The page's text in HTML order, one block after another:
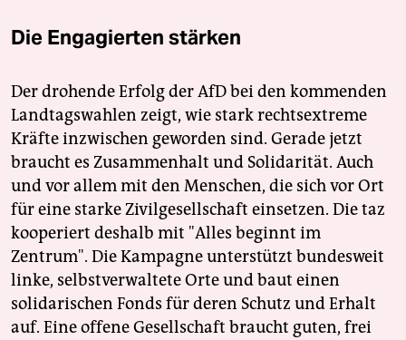
Die Engagierten stärken
Der drohende Erfolg der AfD bei den kommenden
Landtagswahlen zeigt, wie stark rechtsextreme
Kräfte inzwischen geworden sind. Gerade jetzt
braucht es Zusammenhalt und Solidarität. Auch
und vor allem mit den Menschen, die sich vor Ort
für eine starke Zivilgesellschaft einsetzen. Die taz
kooperiert deshalb mit "Alles beginnt im
Zentrum". Die Kampagne unterstützt bundesweit
linke, selbstverwaltete Orte und baut einen
solidarischen Fonds für deren Schutz und Erhalt
auf. Eine offene Gesellschaft braucht guten, frei